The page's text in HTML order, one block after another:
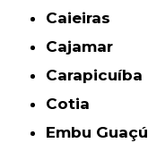
Caieiras
Cajamar
Carapicuíba
Cotia
Embu Guaçú